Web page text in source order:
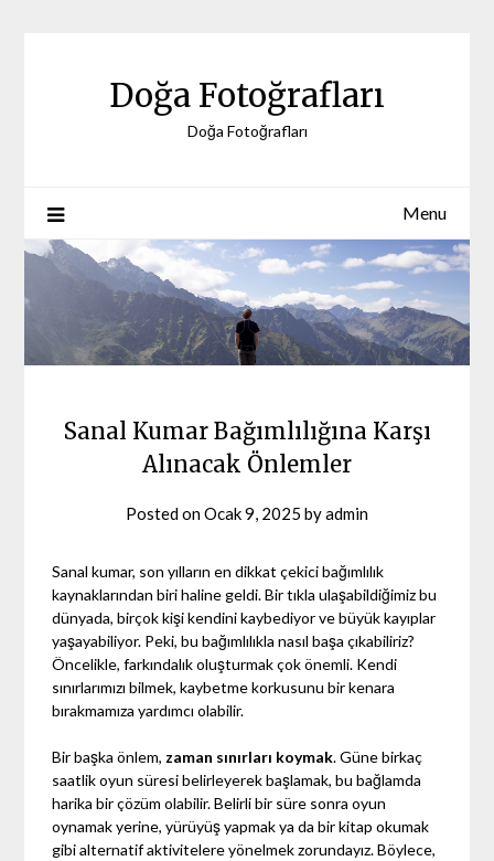
Doğa Fotoğrafları
Doğa Fotoğrafları
Menu
Sanal Kumar Bağımlılığına Karşı
Alınacak Önlemler
Posted onOcak 9, 2025 byadmin
Sanal kumar, son yılların en dikkat çekici bağımlılık
kaynaklarından biri haline geldi. Bir tıkla ulaşabildiğimiz bu
dünyada, birçok kişi kendini kaybediyor ve büyük kayıplar
yaşayabiliyor. Peki, bu bağımlılıkla nasıl başa çıkabiliriz?
Öncelikle, farkındalık oluşturmak çok önemli. Kendi
sınırlarımızı bilmek, kaybetme korkusunu bir kenara
bırakmamıza yardımcı olabilir.
Bir başka önlem, zaman sınırları koymak. Güne birkaç
saatlik oyun süresi belirleyerek başlamak, bu bağlamda
harika bir çözüm olabilir. Belirli bir süre sonra oyun
oynamak yerine, yürüyüş yapmak ya da bir kitap okumak
gibi alternatif aktivitelere yönelmek zorundayız. Böylece,